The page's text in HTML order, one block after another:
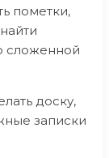
пометки,
сложенной
доску,
записки